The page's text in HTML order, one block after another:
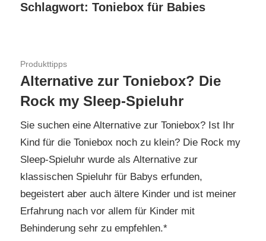
Schlagwort: Toniebox für Babies
20. November 2022
Produkttipps
Alternative zur Toniebox? Die
Rock my Sleep-Spieluhr
Sie suchen eine Alternative zur Toniebox? Ist Ihr
Kind für die Toniebox noch zu klein? Die Rock my
Sleep-Spieluhr wurde als Alternative zur
klassischen Spieluhr für Babys erfunden,
begeistert aber auch ältere Kinder und ist meiner
Erfahrung nach vor allem für Kinder mit
Behinderung sehr zu empfehlen.*